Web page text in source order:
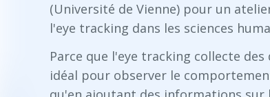
(Université de Vienne) pour un
l'eye tracking dans les sciences
Parce que l'eye tracking collecte
idéal pour observer le